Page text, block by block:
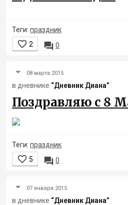
Теги: праздник
 2  0
08 марта 2015
в дневнике “Дневник Диана”
Поздравляю с 8
Теги: праздник
 5  0
07 января 2015
в дневнике “Дневник Диана”